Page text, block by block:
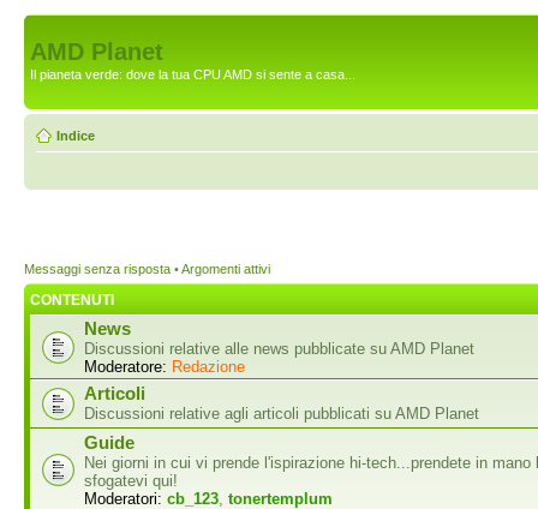
AMD Planet
Il pianeta verde: dove la tua CPU AMD si sente a casa...
Indice
Messaggi senza risposta •Argomenti attivi
CONTENUTI
News
Discussioni relative alle news pubblicate su AMD Planet
Moderatore: Redazione
Articoli
Discussioni relative agli articoli pubblicati su AMD Planet
Guide
Nei giorni in cui vi prende l'ispirazione hi-tech...prendete in mano
sfogatevi qui!
Moderatori: cb_123, tonertemplum